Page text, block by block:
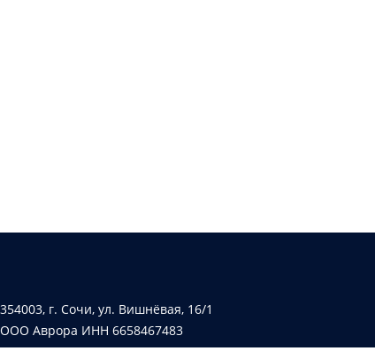
354003, г. Сочи, ул. Вишнёвая, 16/1
ООО Аврора ИНН 6658467483